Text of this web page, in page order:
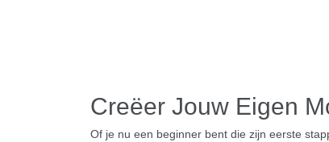
Creëer Jouw Eigen
Of je nu een beginner bent die zijn eerste